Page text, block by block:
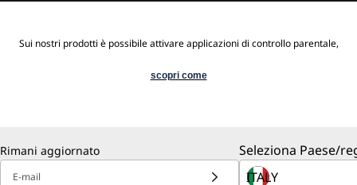
Sui nostri prodotti è possibile attivare applicazioni di controllo parentale,
scopri come
Rimani aggiornato
E-mail
Seleziona Paese/